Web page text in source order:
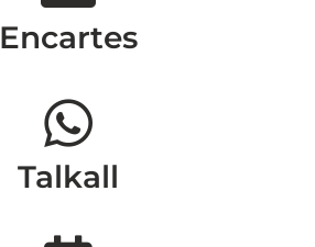
Encartes
Talkall